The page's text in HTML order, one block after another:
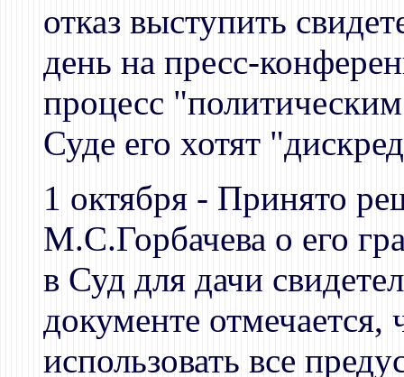
отказ выступить
день на пресс-
процесс
Суде его хотят
1 октября - Принято
М.С.Горбачева о его
в Суд для дачи
документе
использовать все